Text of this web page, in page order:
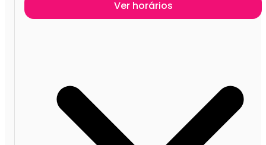
Ver horários